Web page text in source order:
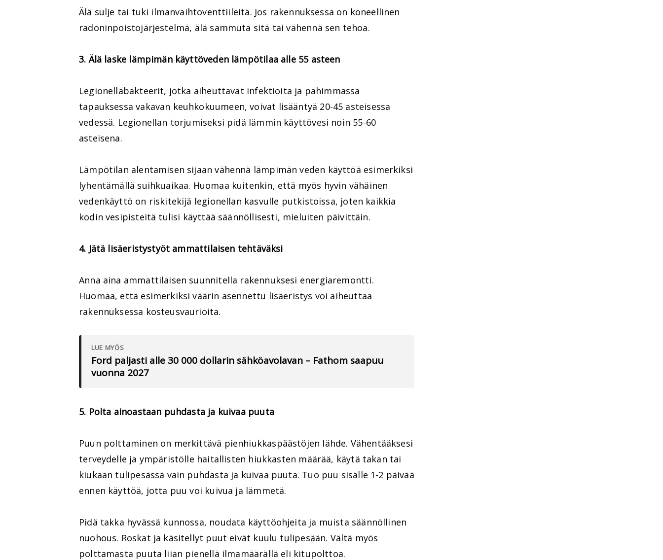
Älä sulje tai tuki ilmanvaihtoventtiileitä. Jos rakennuksessa on koneellinen
radoninpoistojärjestelmä, älä sammuta sitä tai vähennä sen tehoa.
3. Älä laske lämpimän käyttöveden lämpötilaa alle 55 asteen
Legionellabakteerit, jotka aiheuttavat infektioita ja pahimmassa
tapauksessa vakavan keuhkokuumeen, voivat lisääntyä 20-45 asteisessa
vedessä. Legionellan torjumiseksi pidä lämmin käyttövesi noin 55-60
asteisena.
Lämpötilan alentamisen sijaan vähennä lämpimän veden käyttöä esimerkiksi
lyhentämällä suihkuaikaa. Huomaa kuitenkin, että myös hyvin vähäinen
vedenkäyttö on riskitekijä legionellan kasvulle putkistoissa, joten kaikkia
kodin vesipisteitä tulisi käyttää säännöllisesti, mieluiten päivittäin.
4. Jätä lisäeristystyöt ammattilaisen tehtäväksi
Anna aina ammattilaisen suunnitella rakennuksesi energiaremontti.
Huomaa, että esimerkiksi väärin asennettu lisäeristys voi aiheuttaa
rakennuksessa kosteusvaurioita.
LUE MYÖS
Ford paljasti alle 30 000 dollarin sähköavolavan – Fathom saapuu
vuonna 2027
5. Polta ainoastaan puhdasta ja kuivaa puuta
Puun polttaminen on merkittävä pienhiukkaspäästöjen lähde. Vähentääksesi
terveydelle ja ympäristölle haitallisten hiukkasten määrää, käytä takan tai
kiukaan tulipesässä vain puhdasta ja kuivaa puuta. Tuo puu sisälle 1-2 päivää
ennen käyttöä, jotta puu voi kuivua ja lämmetä.
Pidä takka hyvässä kunnossa, noudata käyttöohjeita ja muista säännöllinen
nuohous. Roskat ja käsitellyt puut eivät kuulu tulipesään. Vältä myös
polttamasta puuta liian pienellä ilmamäärällä eli kitupolttoa.